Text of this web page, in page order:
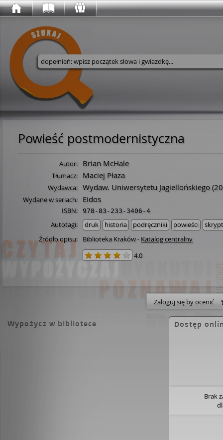
Wyszukaj w serwisie
Powieść postmodernistyczna
Autor: Brian McHale
Tłumacz: Maciej Płaza
Wydawca: Wydaw. Uniwersytetu Jagiellońskiego
Wydane w seriach: Eidos
ISBN: 978-83-233-3406-4
Autotagi: druk historia podręczniki powieści
Źródło opisu:
Biblioteka Kraków- Katalog centralny
4.0
Zaloguj się by ocenić
Wypożycz w bibliotece Dostęp
Brak